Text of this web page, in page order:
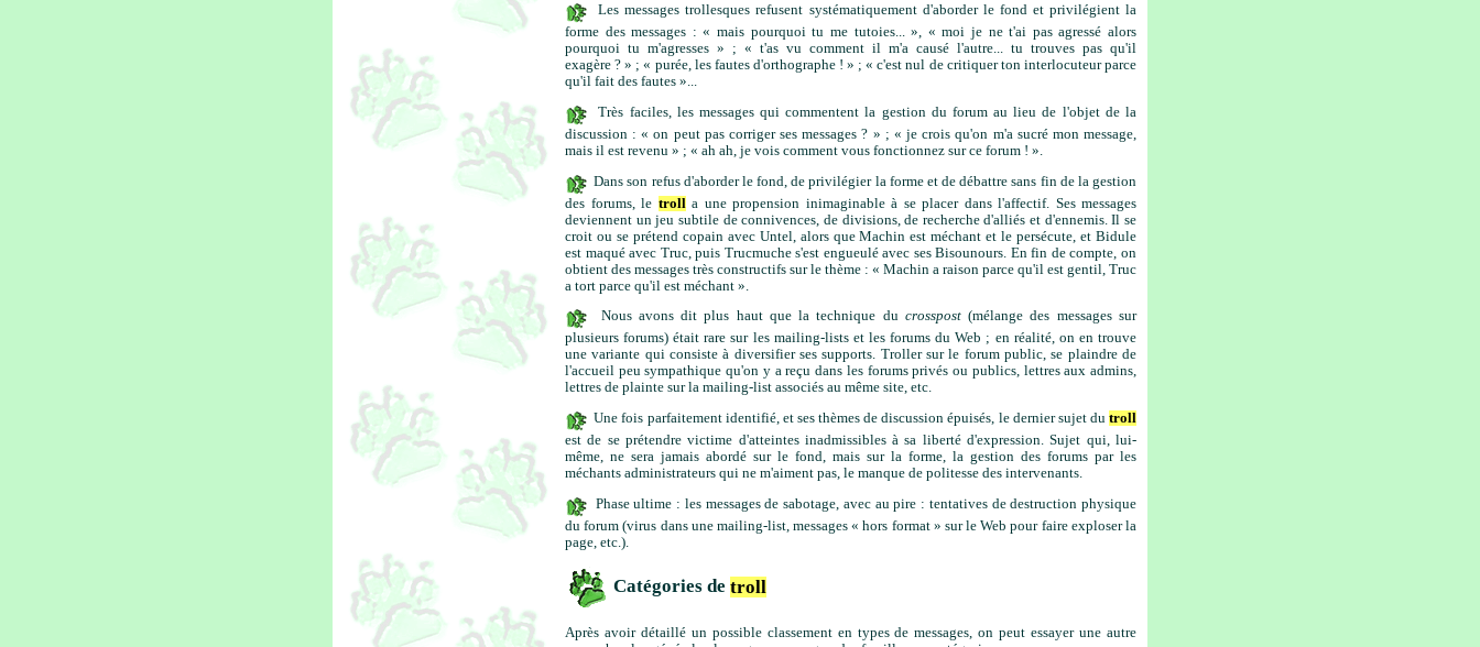
Les messages trollesques refusent systématiquement d'aborder le fond et privilégient la
forme des messages : « mais pourquoi tu me tutoies... », « moi je ne t'ai pas agressé alors
pourquoi tu m'agresses » ; « t'as vu comment il m'a causé l'autre... tu trouves pas qu'il
exagère ? » ; « purée, les fautes d'orthographe ! » ; « c'est nul de critiquer ton interlocuteur parce
qu'il fait des fautes »...
Très faciles, les messages qui commentent la gestion du forum au lieu de l'objet de la
discussion : « on peut pas corriger ses messages ? » ; « je crois qu'on m'a sucré mon message,
mais il est revenu » ; « ah ah, je vois comment vous fonctionnez sur ce forum ! ».
Dans son refus d'aborder le fond, de privilégier la forme et de débattre sans fin de la gestion
des forums, le troll a une propension inimaginable à se placer dans l'affectif. Ses messages
deviennent un jeu subtile de connivences, de divisions, de recherche d'alliés et d'ennemis. Il se
croit ou se prétend copain avec Untel, alors que Machin est méchant et le persécute, et Bidule
est maqué avec Truc, puis Trucmuche s'est engueulé avec ses Bisounours. En fin de compte, on
obtient des messages très constructifs sur le thème : « Machin a raison parce qu'il est gentil, Truc
a tort parce qu'il est méchant ».
Nous avons dit plus haut que la technique du crosspost(mélange des messages sur
plusieurs forums) était rare sur les mailing-lists et les forums du Web ; en réalité, on en trouve
une variante qui consiste à diversifier ses supports. Troller sur le forum public, se plaindre de
l'accueil peu sympathique qu'on y a reçu dans les forums privés ou publics, lettres aux admins,
lettres de plainte sur la mailing-list associés au même site, etc.
Une fois parfaitement identifié, et ses thèmes de discussion épuisés, le dernier sujet du troll
est de se prétendre victime d'atteintes inadmissibles à sa liberté d'expression. Sujet qui, lui-
même, ne sera jamais abordé sur le fond, mais sur la forme, la gestion des forums par les
méchants administrateurs qui ne m'aiment pas, le manque de politesse des intervenants.
Phase ultime : les messages de sabotage, avec au pire : tentatives de destruction physique
du forum (virus dans une mailing-list, messages « hors format » sur le Web pour faire exploser la
page, etc.).
Catégories de troll
Après avoir détaillé un possible classement en types de messages, on peut essayer une autre